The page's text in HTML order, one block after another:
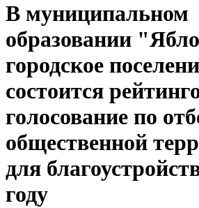
В муниципальном
образовании
городское
состоится
голосование по
общественной
для
году